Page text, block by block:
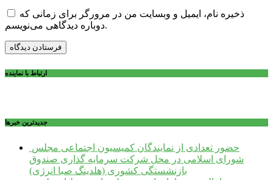
ذخیره نام، ایمیل و وبسایت من در مرورگر برای زمانی که
دوباره دیدگاهی می‌نویسم.
ارتباط با نماینده
جديدترين خبرها
شورای اسلامی در محل شرکت سرمایه گذاری صندوق
بازنشستگی کشوری (هلدینگ صبا انرژی)